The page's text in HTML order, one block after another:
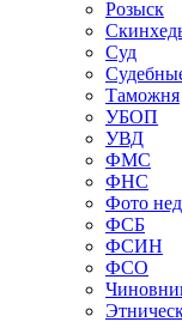
Розыск
Суд
Таможня
УБОП
УВД
ФМС
ФНС
Фото
ФСБ
ФСИН
ФСО